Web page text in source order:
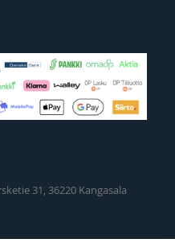
31, 36220 Kangasala